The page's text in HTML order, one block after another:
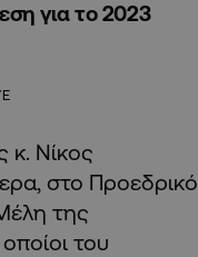
για το 2023
κ. Νίκος
στο Προεδρικό
της
του